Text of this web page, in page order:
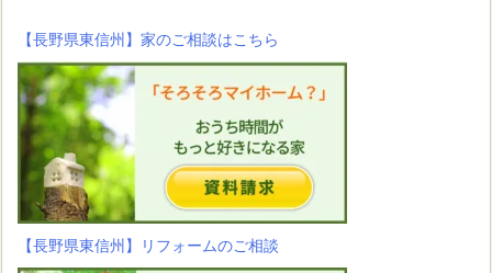
【長野県東信州】家のご相談はこちら
【長野県東信州】リフォームのご相談